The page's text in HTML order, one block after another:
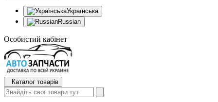
Українська
Russian
Особистий кабінет
Каталог товарів